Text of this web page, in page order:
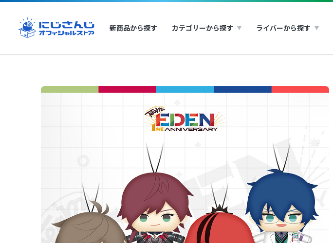
新商品から探す カテゴリーから探す ライバーから探す